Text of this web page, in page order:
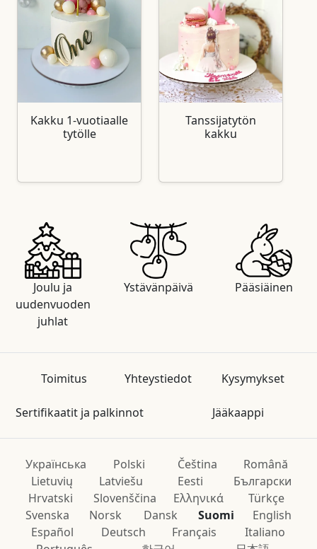
Kakku 1‑vuotiaalle
tytölle
Tanssijatytön
kakku
Joulu ja
uudenvuoden
juhlat
Ystävänpäivä Pääsiäinen
Toimitus Yhteystiedot Kysymykset
Sertifikaatit ja palkinnot Jääkaappi
Українська Polski Čeština
Română
Lietuvių
Latviešu Eesti
Български
Hrvatski
Slovenščina Ελληνικά
Türkçe
Svenska
Norsk Dansk Suomi
English
Español
Deutsch Français
Italiano